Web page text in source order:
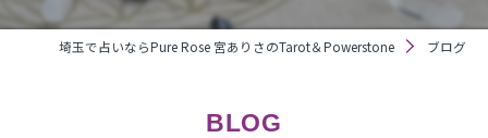
埼玉で占いならPure Rose 宮ありさのTarot＆Powerstone ブログ
BLOG